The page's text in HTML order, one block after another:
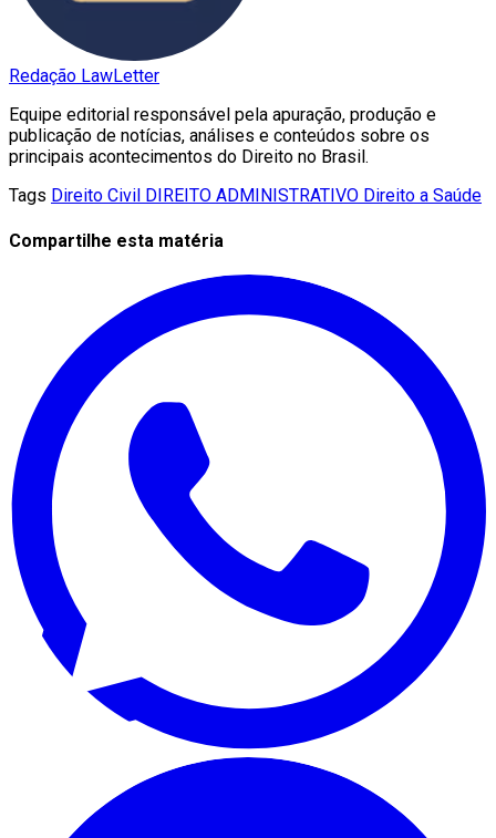
Redação LawLetter
Equipe editorial responsável pela apuração, produção e
publicação de notícias, análises e conteúdos sobre os
principais acontecimentos do Direito no Brasil.
Tags Direito Civil DIREITO ADMINISTRATIVO Direito a Saúde
Compartilhe esta matéria